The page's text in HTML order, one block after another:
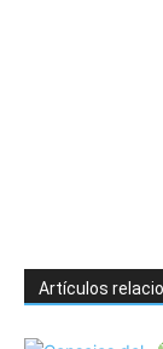
Artículos